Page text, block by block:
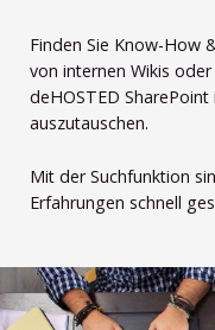
Finden Sie Know-How
von internen Wikis
deHOSTED
auszutauschen.
Mit der Suchfunktion
Erfahrungen schnell